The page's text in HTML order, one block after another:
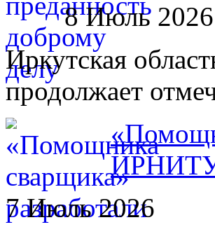
8 Июль 2026
Иркутская
продолжает
7 Июль 2026